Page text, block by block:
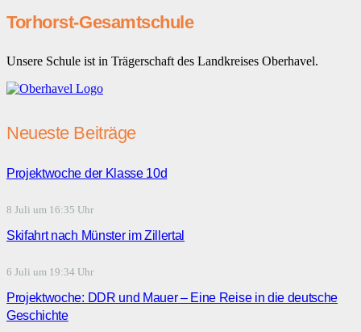
Torhorst-Gesamtschule
Unsere Schule ist in Trägerschaft des Landkreises Oberhavel.
Neueste Beiträge
Projektwoche der Klasse 10d
8 Juli um 16:35 Uhr
Skifahrt nach Münster im Zillertal
6 Juli um 19:34 Uhr
Projektwoche: DDR und Mauer – Eine Reise in die deutsche
Geschichte